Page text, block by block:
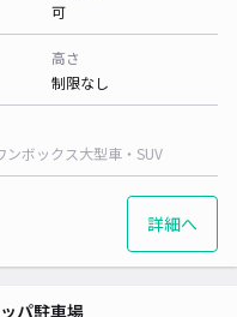
可
高さ
制限なし
ンボックス大型車・SUV
詳細へ
パ駐車場